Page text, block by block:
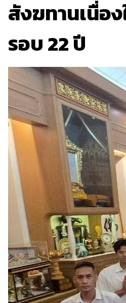
สังฆทานเนื่อ
รอบ 22 ปี